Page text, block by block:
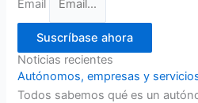
Email
Suscríbase ahora
Noticias recientes
Autónomos, empresas y
Todos sabemos qué es un